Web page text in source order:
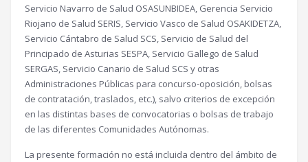
Servicio Navarro de Salud OSASUNBIDEA, Gerencia Servicio
Riojano de Salud SERIS, Servicio Vasco de Salud OSAKIDETZA,
Servicio Cántabro de Salud SCS, Servicio de Salud del
Principado de Asturias SESPA, Servicio Gallego de Salud
SERGAS, Servicio Canario de Salud SCS y otras
Administraciones Públicas para concurso-oposición, bolsas
de contratación, traslados, etc.), salvo criterios de excepción
en las distintas bases de convocatorias o bolsas de trabajo
de las diferentes Comunidades Autónomas.
La presente formación no está incluida dentro del ámbito de